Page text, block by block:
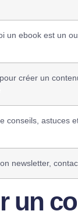
un ebook est un
créer un
conseils, astuces
newsletter,
un